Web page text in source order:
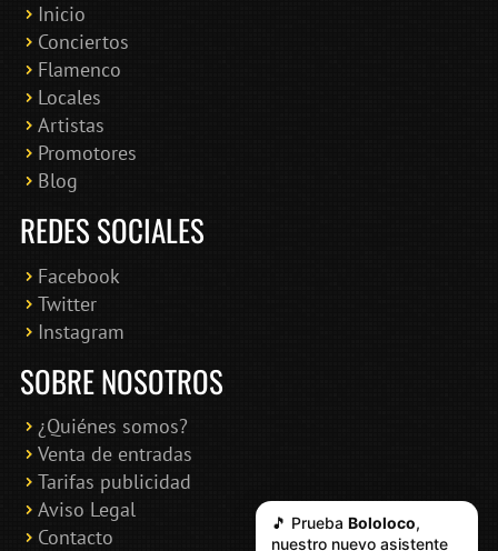
Inicio
Conciertos
Flamenco
Locales
Artistas
Promotores
Blog
REDES SOCIALES
Facebook
Twitter
Instagram
SOBRE NOSOTROS
¿Quiénes somos?
Venta de entradas
Tarifas publicidad
Aviso Legal
Contacto
🎵 Prueba Bololoco,
nuestro nuevo asistente